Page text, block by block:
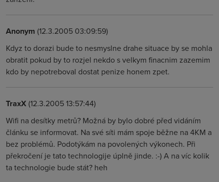
Anonym (12.3.2005 03:09:59)
Kdyz to dorazi bude to nesmyslne drahe situace by se mohla
obratit pokud by to rozjel nekdo s velkym finacnim zazemim
kdo by nepotreboval dostat penize honem zpet.
TraxX(12.3.2005 13:57:44)
Wifi na desítky metrů? Možná by bylo dobré před vidáním
článku se informovat. Na své síti mám spoje běžne na 4KM a
bez problémů. Podotýkám na povolených výkonech. Při
překročení je tato technologije úplně jinde. :-) A na víc kolik
ta technologie bude stát? heh